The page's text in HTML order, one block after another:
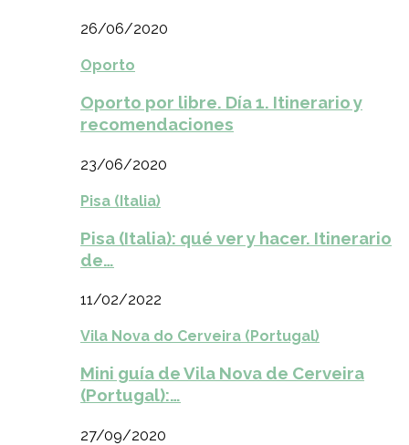
26/06/2020
Oporto
Oporto por libre. Día 1. Itinerario y
recomendaciones
23/06/2020
Pisa (Italia)
Pisa (Italia): qué ver y hacer. Itinerario
de…
11/02/2022
Vila Nova do Cerveira (Portugal)
Mini guía de Vila Nova de Cerveira
(Portugal):…
27/09/2020